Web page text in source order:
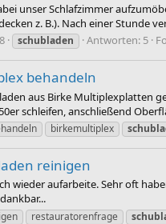
unser Schlafzimmer
z. B.). Nach einer Stunde
schubladen Antworten: 5
behandeln
aus Birke Multiplexplatten
schleifen, anschließend
birkemultiplex
reinigen
wieder aufarbeite. Sehr oft
restauratorenfrage